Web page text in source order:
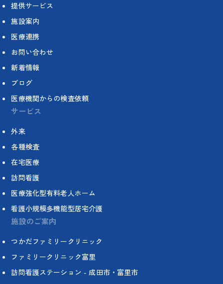
提供サービス
施設案内
医療連携
お問い合わせ
新着情報
ブログ
医療機関からの検査依頼
サービス
外来
各種検査
在宅医療
訪問看護
医療強化型有料老人ホーム
看護小規模多機能型居宅介護
施設のご案内
つかだファミリークリニック
ファミリークリニック富里
訪問看護ステーション - 成田市・富里市